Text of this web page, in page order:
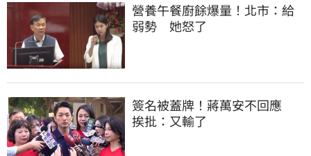
營養午餐廚餘爆量！北市：給
弱勢　她怒了
簽名被蓋牌！蔣萬安不回應
挨批：又輸了